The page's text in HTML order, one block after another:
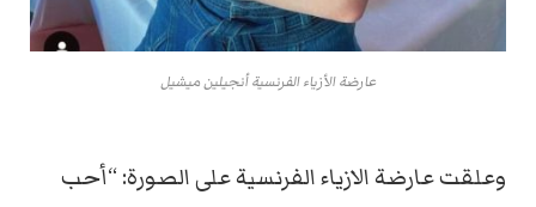
عارضة الأزياء الفرنسية أنجيلين ميشيل
وعلقت عارضة الازياء الفرنسية على الصورة: “أحب